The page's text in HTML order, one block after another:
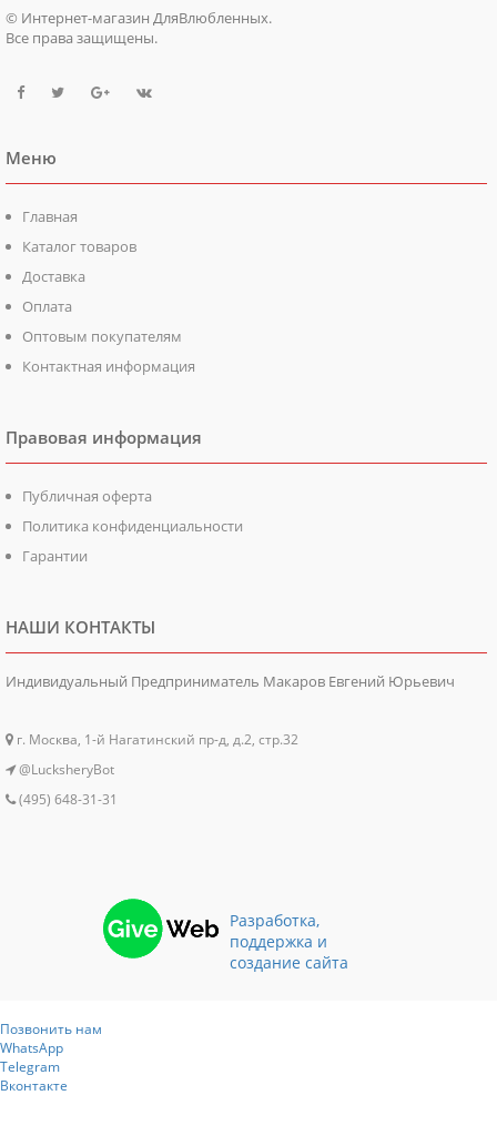
© Интернет-магазин ДляВлюбленных.
Все права защищены.
Меню
Главная
Каталог товаров
Доставка
Оплата
Оптовым покупателям
Контактная информация
Правовая информация
Публичная оферта
Политика конфиденциальности
Гарантии
НАШИ КОНТАКТЫ
Индивидуальный Предприниматель Макаров Евгений Юрьевич
г. Москва, 1-й Нагатинский пр-д, д.2, стр.32
@LucksheryBot
(495) 648-31-31
Разработка,
поддержка и
создание сайта
Позвонить нам
WhatsApp
Telegram
Вконтакте